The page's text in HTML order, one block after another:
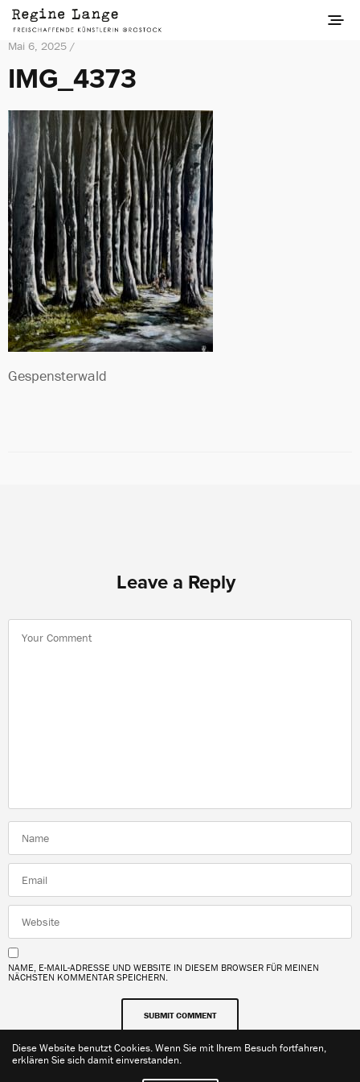
Mai 6, 2025 /
IMG_4373
Gespensterwald
Leave a Reply
NAME, E-MAIL-ADRESSE UND WEBSITE IN DIESEM BROWSER FÜR MEINEN
NÄCHSTEN KOMMENTAR SPEICHERN.
Diese Website benutzt Cookies. Wenn Sie mit Ihrem Besuch fortfahren,
erklären Sie sich damit einverstanden.